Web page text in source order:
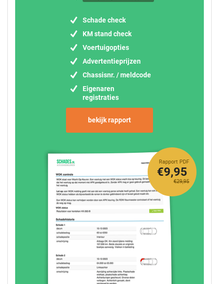
Schade check
KM stand check
Voertuigopties
Advertentieprijzen
Chassisnr. / meldcode
Eigenaren
registraties
bekijk rapport
Rapport PDF
€29,95
€9,95